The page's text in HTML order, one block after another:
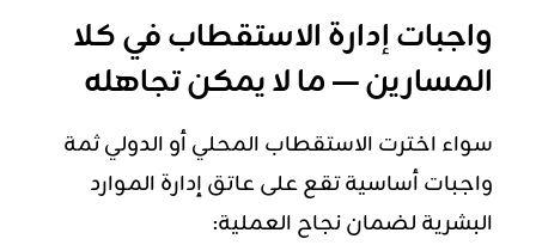
واجبات إدارة الاستقطاب في كلا
المسارين — ما لا يمكن تجاهله
سواء اخترت الاستقطاب المحلي أو الدولي ثمة
واجبات أساسية تقع على عاتق إدارة الموارد
البشرية لضمان نجاح العملية: